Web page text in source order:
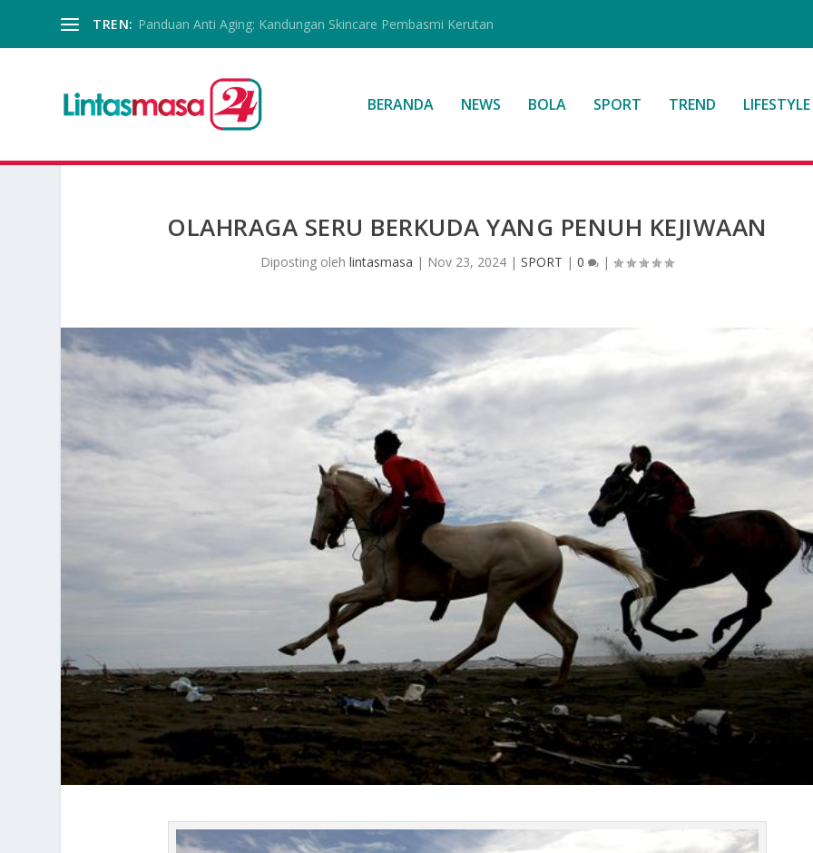
TREN: Panduan Anti Aging: Kandungan Skincare Pembasmi Kerutan
BERANDA NEWS BOLA SPORT TREND LIFESTYLE
OLAHRAGA SERU BERKUDA YANG PENUH KEJIWAAN
Diposting olehlintasmasa | Nov 23, 2024 |SPORT |0 |